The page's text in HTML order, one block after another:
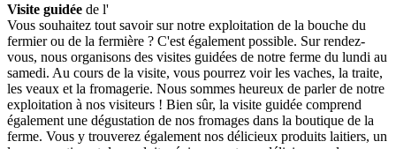
Visite guidée de l'
Vous souhaitez tout savoir sur notre exploitation de la bouche du
fermier ou de la fermière ? C'est également possible. Sur rendez-
vous, nous organisons des visites guidées de notre ferme du lundi au
samedi. Au cours de la visite, vous pourrez voir les vaches, la traite,
les veaux et la fromagerie. Nous sommes heureux de parler de notre
exploitation à nos visiteurs ! Bien sûr, la visite guidée comprend
également une dégustation de nos fromages dans la boutique de la
ferme. Vous y trouverez également nos délicieux produits laitiers, un